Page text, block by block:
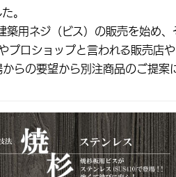
。
築用ネジ（ビス）の販売を始め
プロショップと言われる販売店
らの要望から別注商品のご提案